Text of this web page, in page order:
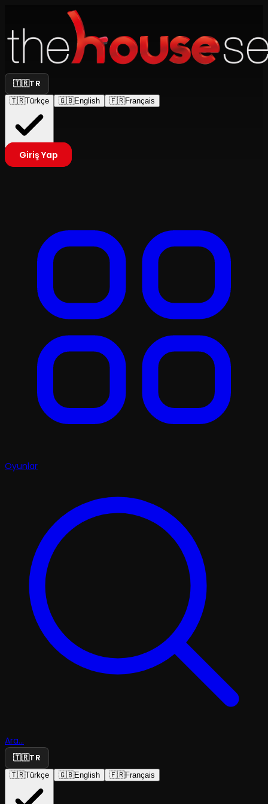
🇹🇷TR
🇹🇷Türkçe 🇬🇧English 🇫🇷Français
Giriş Yap
Oyunlar
Ara...
🇹🇷TR
🇹🇷Türkçe 🇬🇧English 🇫🇷Français